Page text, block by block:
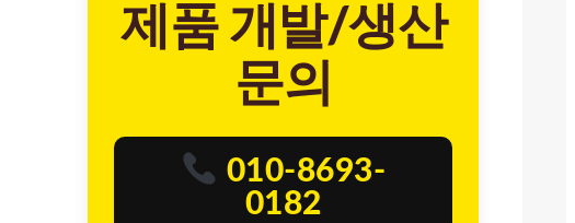
제품 개발/생산
문의
010-8693-
0182